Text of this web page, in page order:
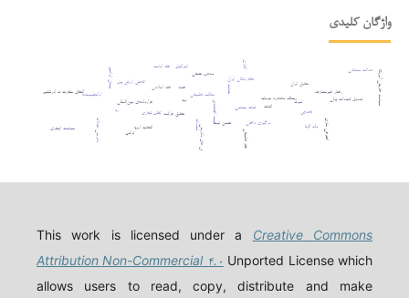
واژگان کلیدی
ثبات سیاسی توسعه اقتصادی
فساد
درگیری داخلی
ریسک مصادره سرمایه
ثبوت
اثبات
تعهدات
حقوق ایران
حقوق فرانسه
مطالعه تطبیقی
رفتار غیرمتعارف
تقلب تجاری
قراردادهای بین‌المللی
حسن نیت
اتحادیه اروپا
کاهش ارزش پول نظام بانکی ایران
فقه اسلامی
ربا
تعدیل تعهدات پولی
عدالت معاوضی
دیه
قصاص
ولد الزنا
فقه امامیه
مذهب حنفی
جنایت
فقه تطبیقی
اوانجلیست‌ها سیاست خارجی آمریکا
ترامپ
اسرائیل
انتقال سفارت به اورشلیم
پیمان ابراهیم
افترقی سازی دادرسی عادلانه چالش های دادرسی سیاست کیفری
اتانازی
This work is licensed under a Creative Commons
Attribution Non-Commercial ۴.۰ Unported License which
allows users to read, copy, distribute and make